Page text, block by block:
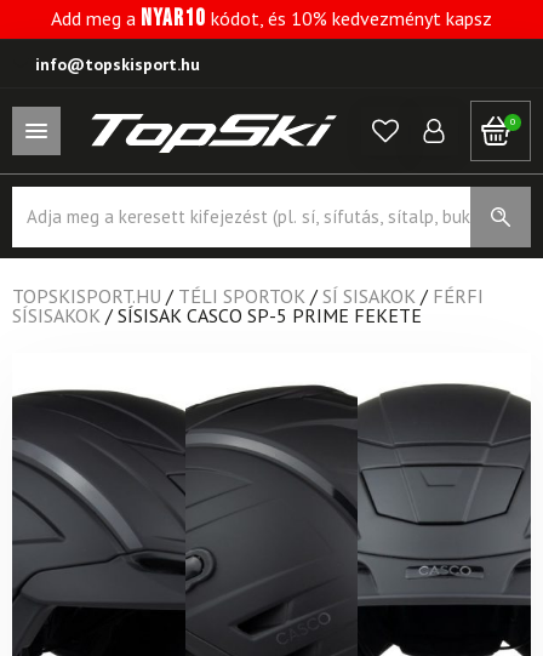
Add meg a NYAR10 kódot, és 10% kedvezményt kapsz
info@topskisport.hu
0
search
TOPSKISPORT.HU / TÉLI SPORTOK / SÍ SISAKOK / FÉRFI
SÍSISAKOK / SÍSISAK CASCO SP-5 PRIME FEKETE